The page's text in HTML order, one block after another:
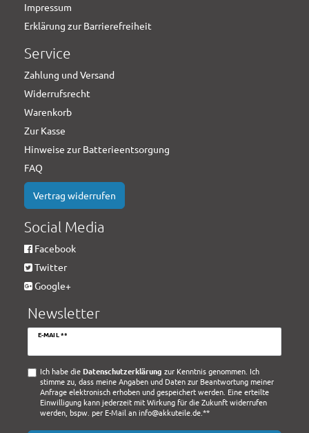
Impressum
Erklärung zur Barrierefreiheit
Service
Zahlung und Versand
Widerrufsrecht
Warenkorb
Zur Kasse
Hinweise zur Batterieentsorgung
FAQ
Vertrag widerrufen
Social Media
Facebook
Twitter
Google+
Newsletter
E-MAIL **
Newsletter
Ich habe die Daten­schutz­erklärung zur Kenntnis genommen. Ich
stimme zu, dass meine Angaben und Daten zur Beantwortung meiner
Anfrage elektronisch erhoben und gespeichert werden. Eine erteilte
Einwilligung kann jederzeit mit Wirkung für die Zukunft widerrufen
werden, bspw. per E-Mail an info@akkuteile.de.**